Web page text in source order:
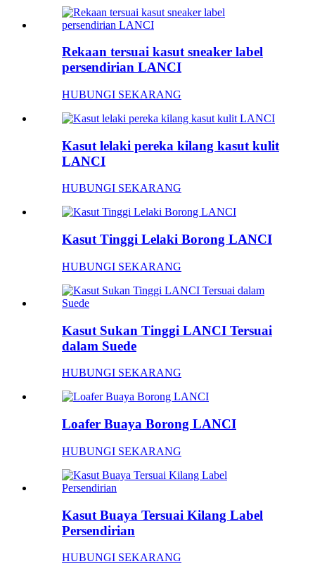
Rekaan tersuai kasut sneaker label
persendirian LANCI
HUBUNGI SEKARANG
Kasut lelaki pereka kilang kasut kulit
LANCI
HUBUNGI SEKARANG
Kasut Tinggi Lelaki Borong LANCI
HUBUNGI SEKARANG
Kasut Sukan Tinggi LANCI Tersuai
dalam Suede
HUBUNGI SEKARANG
Loafer Buaya Borong LANCI
HUBUNGI SEKARANG
Kasut Buaya Tersuai Kilang Label
Persendirian
HUBUNGI SEKARANG